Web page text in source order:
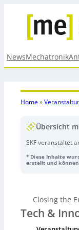
NewsMechatronik
Home»
Übersicht
SKF veranstaltet
Motto „Closing
Vorgestellt
Kühlung von
* Diese Inhalte
erstellt und
Closing the
Tech &